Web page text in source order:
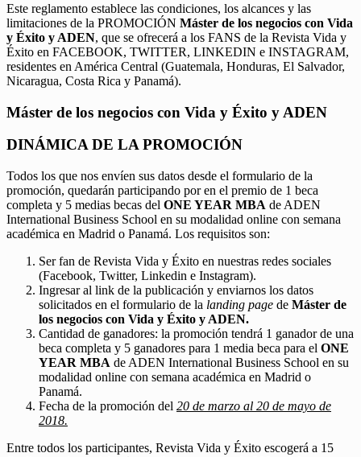
Este reglamento establece las condiciones, los alcances y las
limitaciones de la PROMOCIÓN Máster de los negocios con Vida
y Éxito y ADEN, que se ofrecerá a los FANS de la Revista Vida y
Éxito en FACEBOOK, TWITTER, LINKEDIN e INSTAGRAM,
residentes en América Central (Guatemala, Honduras, El Salvador,
Nicaragua, Costa Rica y Panamá).
Máster de los negocios con Vida y Éxito y ADEN
DINÁMICA DE LA PROMOCIÓN
Todos los que nos envíen sus datos desde el formulario de la
promoción, quedarán participando por en el premio de 1 beca
completa y 5 medias becas del ONE YEAR MBA de ADEN
International Business School en su modalidad online con semana
académica en Madrid o Panamá. Los requisitos son:
Ser fan de Revista Vida y Éxito en nuestras redes sociales
(Facebook, Twitter, Linkedin e Instagram).
Ingresar al link de la publicación y enviarnos los datos
solicitados en el formulario de la landing page de Máster de
los negocios con Vida y Éxito y ADEN.
Cantidad de ganadores: la promoción tendrá 1 ganador de una
beca completa y 5 ganadores para 1 media beca para el ONE
YEAR MBA de ADEN International Business School en su
modalidad online con semana académica en Madrid o
Panamá.
Fecha de la promoción del 20 de marzo al 20 de mayo de
2018.
Entre todos los participantes, Revista Vida y Éxito escogerá a 15